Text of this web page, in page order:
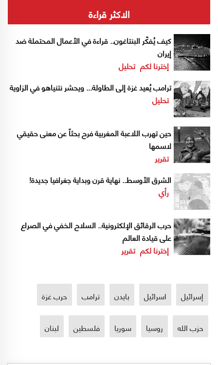
الاكثر قراءة
كيف يُفكّر البنتاغون.. قراءة في الأعمال المحتملة ضد
إيران
إخترنا لكم تحليل
ترامب يُعيد غزة إلى الطاولة... ويحشر نتنياهو في الزاوية
تحليل
حين تهرب اللاعبة المغربية فرح بحثاً عن معنى حقيقي
لاسمها
تقرير
الشرق الأوسط.. نهاية قرن وبداية جغرافيا جديدة!
رأي
حرب الرقائق الإلكترونية.. السلاح الخفي في الصراع
على قيادة العالم
إخترنا لكم تقرير
إسرائيل اسرائيل بايدن ترامب حرب غزة
حزب الله روسيا سوريا فلسطين لبنان